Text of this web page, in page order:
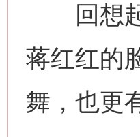
回想起
蒋红红的
舞，也更